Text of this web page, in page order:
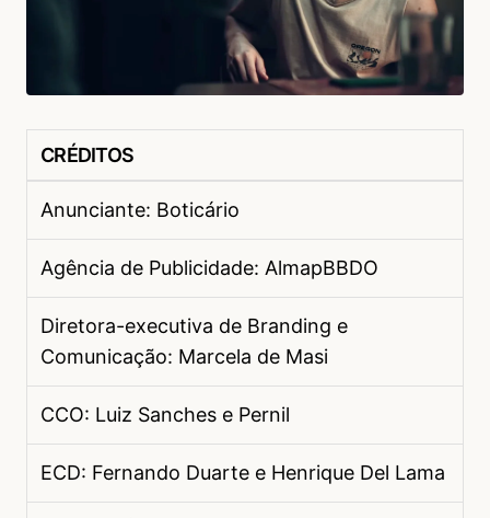
CRÉDITOS
Anunciante: Boticário
Agência de Publicidade: AlmapBBDO
Diretora-executiva de Branding e
Comunicação: Marcela de Masi
CCO: Luiz Sanches e Pernil
ECD: Fernando Duarte e Henrique Del Lama